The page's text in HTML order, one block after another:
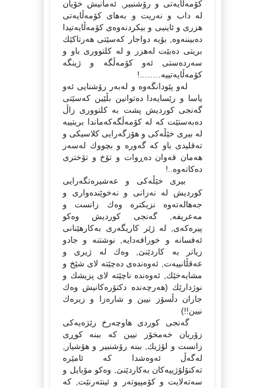
كۆمەڵایەتى و رۆشنبیر, ئەمانیش خۆیان
لە داب و نەریت و بەهاى كۆمەڵایەتى
هزری و ئاینیى و بیكردنەوەى كۆمەڵایەتیدا
دەبیننەوە, بۆیە دواجار كەسێتى هەرتاكێك
بریتی دەبێت لەهزر و لە كلتوورى باو و
سەردەستى ئەو كۆمەڵگە و ژینگە
كۆمەڵایەتییە……..!
لەو پێودانگەوە و لەبەر رۆشنایى ئەو
یاسا و رێسایەدا دەتوانین بڵێین كەسێتى
گەنجى كوردیش پشت بە كلتوورى زاڵ
دەبەستێت كە لە كۆمەڵگەكەماندا بریتییە
لە بیرى خێڵەكى و هۆزگەرایى كلاسیكى و
تەقلیدى باو كە گەورە و بچووك لەسەر
هەمان قەوان دەڕوات و تۆخ و تۆخترى
دەكاتەوە..!
بیرى خێڵەكى و عەشیرەتگەرایى
كوردیش لە نەزانى و نەخوێندەوارى و
جەهالەتەوە نزیكترە وەك زانست و
مەعریفە, گەنجى كوردیش وەكو
پیرەكەى, لە ژێر كاریگەرى بەكارهێنانى
ئەفسانە و خورافەدایە, نوشتنە و جادو
زیاتر بە كاردێنىَ, وەك لە ژیرى و
عەقڵانییەت, ئەوەندەى دەچێتە لاى شێخ و
مشایەخێك, ئەوەندە ناچێتە لاى پزیشك و
نوژدارێك (هەرچەندە دكتۆرەكانیش وەك
جاران دڵسۆز نیین و شارەزا و زیرەك
نیین!!)
گەنجى كوردى هاوچەرخ رێژەیەكى
زۆریان خەمخۆر نیین كە ببنە كوڕى
زانست و لۆژیك, ببنە رۆشنبیر و هۆشیار,
لەگەڵ ئەوەشدا كە ئامێرە
تەكنۆلۆژییەكان بەكاردێنىَ, وەكو مۆبایل و
سەتەلایت و كۆمپیوتەر و ئینتەرنێت, كە